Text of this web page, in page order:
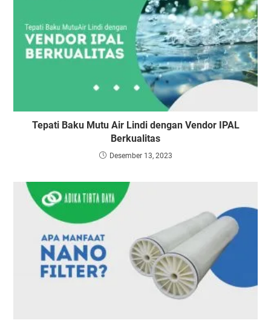
Tepati Baku Mutu Air Lindi dengan Vendor IPAL
Berkualitas
Desember 13, 2023